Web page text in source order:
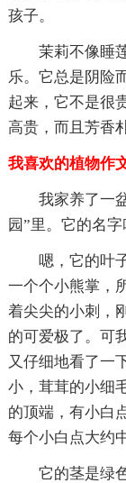
孩子。
茉莉不像睡
乐。它总是阴险
起来，它不是很
高贵，而且芳香
我喜欢的植物作
我家养了一
园”里。它的名字
嗯，它的叶
一个个小熊掌，
着尖尖的小刺，
的可爱极了。可
又仔细地看了一
小，茸茸的小细
的顶端，有小白
每个小白点大约
它的茎是绿